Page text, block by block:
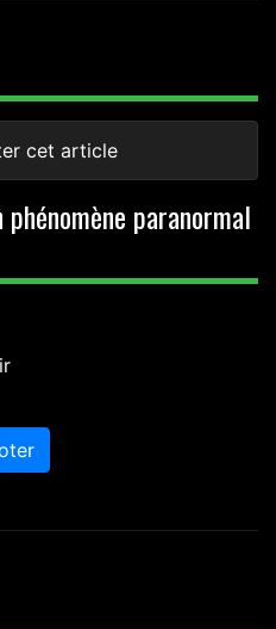
cet article
paranormal